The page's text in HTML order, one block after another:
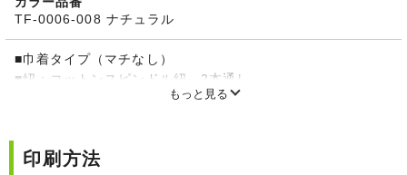
TF-0006-008 ナチュラル
■巾着タイプ（マチなし）
■紐：コットンスピンドル紐 2本通し
■フェアトレード認証ラベル付
破片）が見られますが、これは素材本来の風合いを生かした
もっと見る
印刷方法